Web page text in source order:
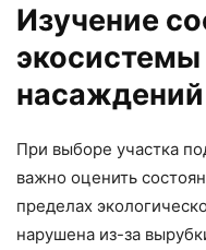
Изучение
насаждений
При выборе участка
важно оценить
пределах
нарушена из-за